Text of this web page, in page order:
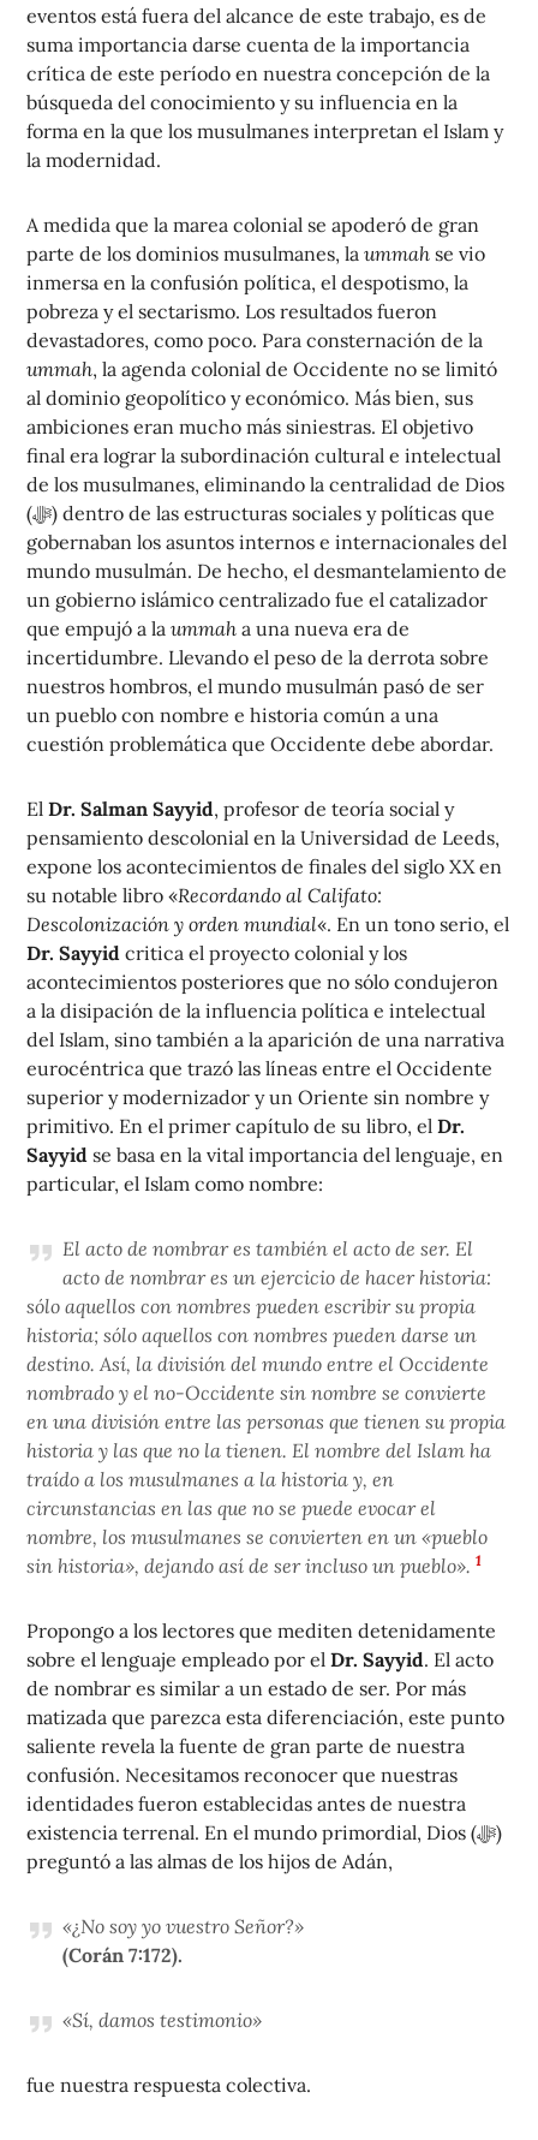
eventos está fuera del alcance de este trabajo, es de
suma importancia darse cuenta de la importancia
crítica de este período en nuestra concepción de la
búsqueda del conocimiento y su influencia en la
forma en la que los musulmanes interpretan el Islam y
la modernidad.
A medida que la marea colonial se apoderó de gran
parte de los dominios musulmanes, laummah se vio
inmersa en la confusión política, el despotismo, la
pobreza y el sectarismo. Los resultados fueron
devastadores, como poco. Para consternación de la
ummah, la agenda colonial de Occidente no se limitó
al dominio geopolítico y económico. Más bien, sus
ambiciones eran mucho más siniestras. El objetivo
final era lograr la subordinación cultural e intelectual
de los musulmanes, eliminando la centralidad de Dios
(ﷻ) dentro de las estructuras sociales y políticas que
gobernaban los asuntos internos e internacionales del
mundo musulmán. De hecho, el desmantelamiento de
un gobierno islámico centralizado fue el catalizador
que empujó a laummah a una nueva era de
incertidumbre. Llevando el peso de la derrota sobre
nuestros hombros, el mundo musulmán pasó de ser
un pueblo con nombre e historia común a una
cuestión problemática que Occidente debe abordar.
ElDr. Salman Sayyid, profesor de teoría social y
pensamiento descolonial en la Universidad de Leeds,
expone los acontecimientos de finales del siglo XX en
su notable libro «Recordando al Califato:
Descolonización y orden mundial«. En un tono serio, el
Dr. Sayyid critica el proyecto colonial y los
acontecimientos posteriores que no sólo condujeron
a la disipación de la influencia política e intelectual
del Islam, sino también a la aparición de una narrativa
eurocéntrica que trazó las líneas entre el Occidente
superior y modernizador y un Oriente sin nombre y
primitivo. En el primer capítulo de su libro, elDr.
Sayyid se basa en la vital importancia del lenguaje, en
particular, el Islam como nombre:
El acto de nombrar es también el acto de ser. El
acto de nombrar es un ejercicio de hacer historia:
sólo aquellos con nombres pueden escribir su propia
historia; sólo aquellos con nombres pueden darse un
destino. Así, la división del mundo entre el Occidente
nombrado y el no-Occidente sin nombre se convierte
en una división entre las personas que tienen su propia
historia y las que no la tienen. El nombre del Islam ha
traído a los musulmanes a la historia y, en
circunstancias en las que no se puede evocar el
nombre, los musulmanes se convierten en un «pueblo
sin historia», dejando así de ser incluso un pueblo».1
Propongo a los lectores que mediten detenidamente
sobre el lenguaje empleado por elDr. Sayyid. El acto
de nombrar es similar a un estado de ser. Por más
matizada que parezca esta diferenciación, este punto
saliente revela la fuente de gran parte de nuestra
confusión. Necesitamos reconocer que nuestras
identidades fueron establecidas antes de nuestra
existencia terrenal. En el mundo primordial, Dios (ﷻ)
preguntó a las almas de los hijos de Adán,
«¿No soy yo vuestro Señor?»
(Corán 7:172).
«Sí, damos testimonio»
fue nuestra respuesta colectiva.